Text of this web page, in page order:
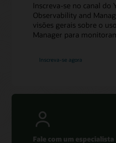
Inscreva-se no canal do
Observability and
visões gerais sobre o
Manager para
Inscreva-se agora
Fale com um especialista